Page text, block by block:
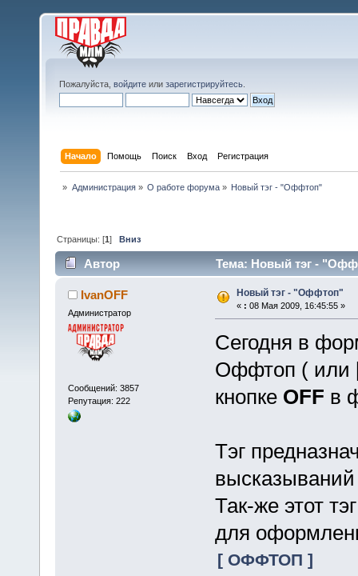
Пожалуйста, войдите или зарегистрируйтесь
Начало Помощь Поиск Вход Регистрация
» Администрация» О работе форума» Новый тэг - "Оффтоп"
Страницы: [1]Вниз
Автор Тема: Новый тэг -
IvanOFF
Администратор
Сообщений: 3857
Репутация: 222
Новый тэг - "Оффтоп"
« : 08 Мая 2009, 16:45:55 »
Сегодня в
Оффтоп ( или
кнопке OFF в
Тэг
Так-же этот
для
[ ОФФТОП ]